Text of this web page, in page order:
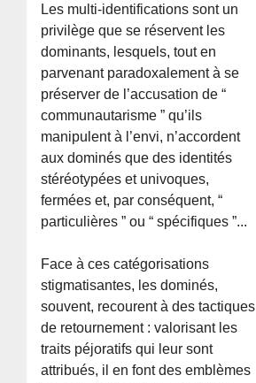
Les multi-identifications sont un
privilège que se réservent les
dominants, lesquels, tout en
parvenant paradoxalement à se
préserver de l’accusation de “
communautarisme ” qu’ils
manipulent à l’envi, n’accordent
aux dominés que des identités
stéréotypées et univoques,
fermées et, par conséquent, “
particulières ” ou “ spécifiques ”...
Face à ces catégorisations
stigmatisantes, les dominés,
souvent, recourent à des tactiques
de retournement : valorisant les
traits péjoratifs qui leur sont
attribués, il en font des emblèmes